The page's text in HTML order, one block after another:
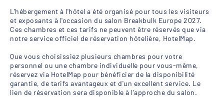
L'hébergement à l'hôtel a été organisé pour tous les visiteurs
et exposants à l'occasion du salon Breakbulk Europe 2027.
Ces chambres et ces tarifs ne peuvent être réservés que via
notre service officiel de réservation hôtelière, HotelMap.
Que vous choisissiez plusieurs chambres pour votre
personnel ou une chambre individuelle pour vous-même,
réservez via HotelMap pour bénéficier de la disponibilité
garantie, de tarifs avantageux et d'un excellent service. Le
lien de réservation sera disponible à l'approche du salon.